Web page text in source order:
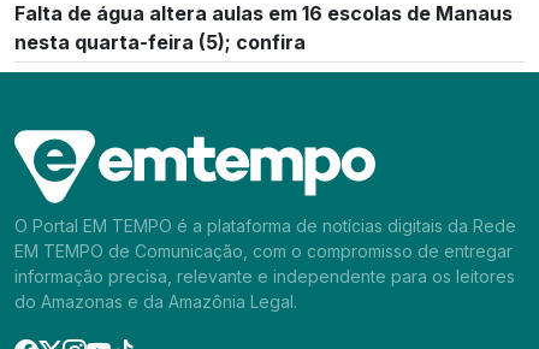
Falta de água altera aulas em 16 escolas de Manaus
nesta quarta-feira (5); confira
O Portal EM TEMPO é a plataforma de notícias digitais da Rede
EM TEMPO de Comunicação, com o compromisso de entregar
informação precisa, relevante e independente para os leitores
do Amazonas e da Amazônia Legal.